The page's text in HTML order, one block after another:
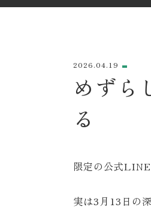
2026.04.19
めず
る
限定の公式
実は3月13日の